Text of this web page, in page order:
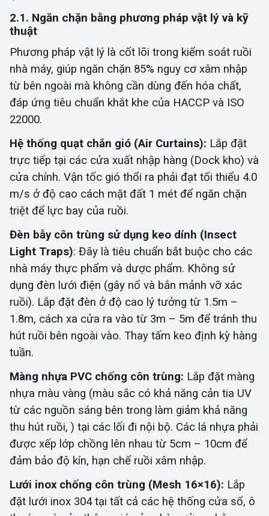
2.1. Ngăn chặn bằng phương pháp vật lý và kỹ
thuật
Phương pháp vật lý là cốt lõi trong kiểm soát ruồi
nhà máy, giúp ngăn chặn 85% nguy cơ xâm nhập
từ bên ngoài mà không cần dùng đến hóa chất,
đáp ứng tiêu chuẩn khắt khe của HACCP và ISO
22000.
Hệ thống quạt chắn gió (Air Curtains): Lắp đặt
trực tiếp tại các cửa xuất nhập hàng (Dock kho) và
cửa chính. Vận tốc gió thổi ra phải đạt tối thiểu 4.0
m/s ở độ cao cách mặt đất 1 mét để ngăn chặn
triệt để lực bay của ruồi.
Đèn bẫy côn trùng sử dụng keo dính (Insect
Light Traps): Đây là tiêu chuẩn bắt buộc cho các
nhà máy thực phẩm và dược phẩm. Không sử
dụng đèn lưới điện (gây nổ và bắn mảnh vỡ xác
ruồi). Lắp đặt đèn ở độ cao lý tưởng từ 1.5m –
1.8m, cách xa cửa ra vào từ 3m – 5m để tránh thu
hút ruồi bên ngoài vào. Thay tấm keo định kỳ hàng
tuần.
Màng nhựa PVC chống côn trùng: Lắp đặt màng
nhựa màu vàng (màu sắc có khả năng cản tia UV
từ các nguồn sáng bên trong làm giảm khả năng
thu hút ruồi, ) tại các lối đi nội bộ. Các lá nhựa phải
được xếp lớp chồng lên nhau từ 5cm – 10cm để
đảm bảo độ kín, hạn chế ruồi xâm nhập.
Lưới inox chống côn trùng (Mesh 16×16): Lắp
đặt lưới inox 304 tại tất cả các hệ thống cửa sổ, ô